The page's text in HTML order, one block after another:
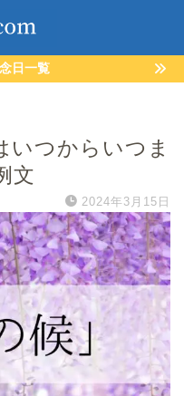
日一覧
いつからいつま
文
2024年3月15日